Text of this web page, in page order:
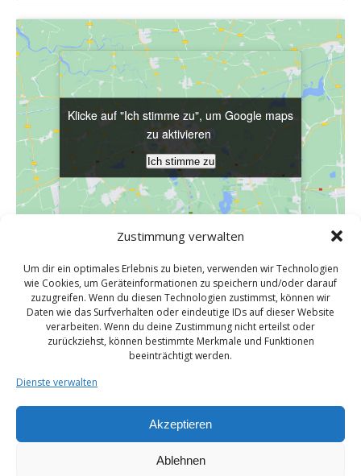
Zustimmung verwalten
Um dir ein optimales Erlebnis zu bieten, verwenden wir Technologien
wie Cookies, um Geräteinformationen zu speichern und/oder darauf
zuzugreifen. Wenn du diesen Technologien zustimmst, können wir
Daten wie das Surfverhalten oder eindeutige IDs auf dieser Website
verarbeiten. Wenn du deine Zustimmung nicht erteilst oder
zurückziehst, können bestimmte Merkmale und Funktionen
beeinträchtigt werden.
Dienste verwalten
Akzeptieren
Ablehnen
VERANSTALTUNGSORT
Bauernhofcafe Birkenhof
Birkenhof 5
Butzbach / Fauerbach v.d.H, Hessen 35510 Deutschland
Google Karte anzeigen
Veranstaltungsort-Website anzeigen
Klicke auf "Ich stimme zu", um Google maps
zu aktivieren
Ich stimme zu
Klicke auf "Ich stimme zu", um Google maps
zu aktivieren
Ich stimme zu
Monatstreffen